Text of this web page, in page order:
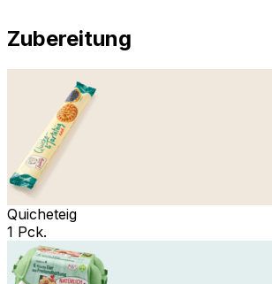
Zubereitung
Quicheteig
1 Pck.